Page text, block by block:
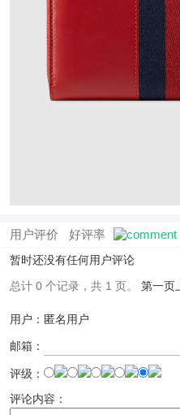
用户评价 好评率
暂时还没有任何用户评论
总计 0 个记录，共 1 页。 第一页
用户：匿名用户
邮箱：
评级：
评论内容：